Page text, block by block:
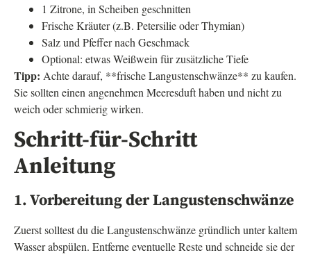
1 Zitrone, in Scheiben geschnitten
Frische Kräuter (z.B. Petersilie oder Thymian)
Salz und Pfeffer nach Geschmack
Optional: etwas Weißwein für zusätzliche Tiefe
Tipp: Achte darauf, **frische Langustenschwänze** zu kaufen.
Sie sollten einen angenehmen Meeresduft haben und nicht zu
weich oder schmierig wirken.
Schritt-für-Schritt
Anleitung
1. Vorbereitung der Langustenschwänze
Zuerst solltest du die Langustenschwänze gründlich unter kaltem
Wasser abspülen. Entferne eventuelle Reste und schneide sie der